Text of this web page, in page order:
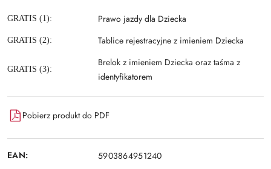
GRATIS (1): Prawo jazdy dla Dziecka
GRATIS (2): Tablice rejestracyjne z imieniem Dziecka
GRATIS (3):
Brelok z imieniem Dziecka oraz taśma z
identyfikatorem
Pobierz produkt do PDF
EAN: 5903864951240